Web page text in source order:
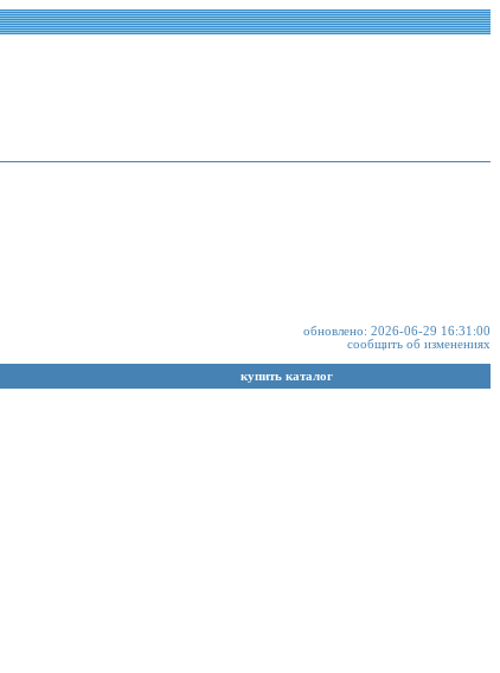
обновлено: 2026-06-29 16:31:00
сообщить об изменениях
купить каталог